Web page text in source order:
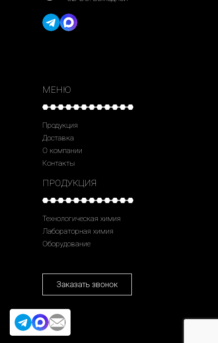
МЕНЮ
Продукция
Доставка
О компании
Контакты
ПРОДУКЦИЯ
Технологическая химия
Лабораторная химия
Оборудование
Заказать звонок